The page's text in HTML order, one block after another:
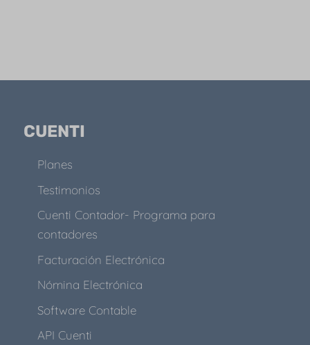
CUENTI
Planes
Testimonios
Cuenti Contador- Programa para
contadores
Facturación Electrónica
Nómina Electrónica
Software Contable
API Cuenti